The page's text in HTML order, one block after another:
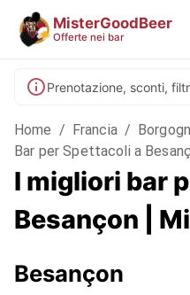
MisterGoodBeer
Offerte nei bar
Prenotazione, sconti,
Home / Francia /
Bar per Spettacoli a
I migliori bar
Besançon |
Besançon